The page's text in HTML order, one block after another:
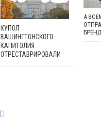
КУПОЛ
ВАШИНГТОНСКОГО
КАПИТОЛИЯ
ОТРЕСТАВРИРОВАЛИ
А